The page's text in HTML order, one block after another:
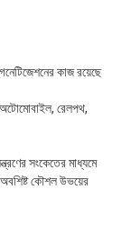
কাজ রয়েছে
অটোমোবাইল, রেলপথ,
সংকেতের মাধ্যমে
অবশিষ্ট কৌশল উভয়ের